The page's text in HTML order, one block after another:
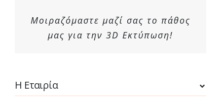
Μοιραζόμαστε μαζί σας το πάθος
μας για την 3D Εκτύπωση!
Η Εταιρία